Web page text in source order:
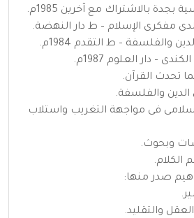
بجدة بالاشتراك مع آخرين 1985م.
فى مواجهة التغريب واستلاب
صدر منها: